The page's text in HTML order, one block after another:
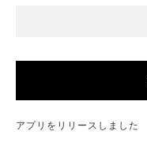
アプリをリリースしました